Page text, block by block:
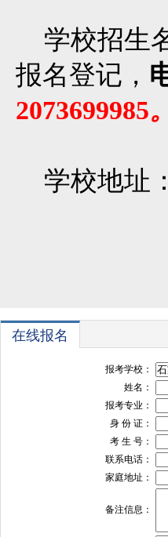
学校招生
报名登记，
2073699985。
学校地址
在线报名
报考学校：
姓名：
报考专业：
身 份 证：
考 生 号：
联系电话：
家庭地址：
备注信息：